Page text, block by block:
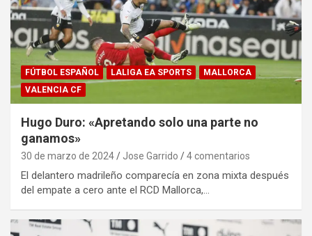
FÚTBOL ESPAÑOL LALIGA EA SPORTS
MALLORCA
VALENCIA CF
Hugo Duro: «Apretando solo una parte no
ganamos»
30 de marzo de 2024 Jose Garrido 4 comentarios
El delantero madrileño comparecía en zona mixta después
del empate a cero ante el RCD Mallorca,…